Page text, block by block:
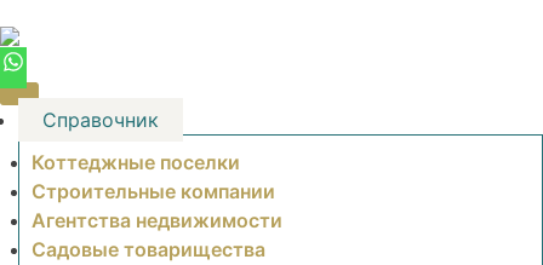
to
content
Справочник
Коттеджные поселки
Строительные компании
Агентства недвижимости
Садовые товарищества